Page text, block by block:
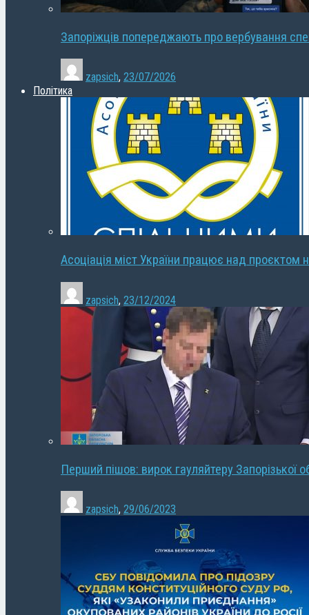
Запоріжців попереджають про вербування
zapsich, 23/07/2026
Політика
Асоціація міст України працює над проєктом
zapsich, 23/12/2024
Перший пішов: вирок гауляйтеру Запорізької
zapsich, 29/06/2023